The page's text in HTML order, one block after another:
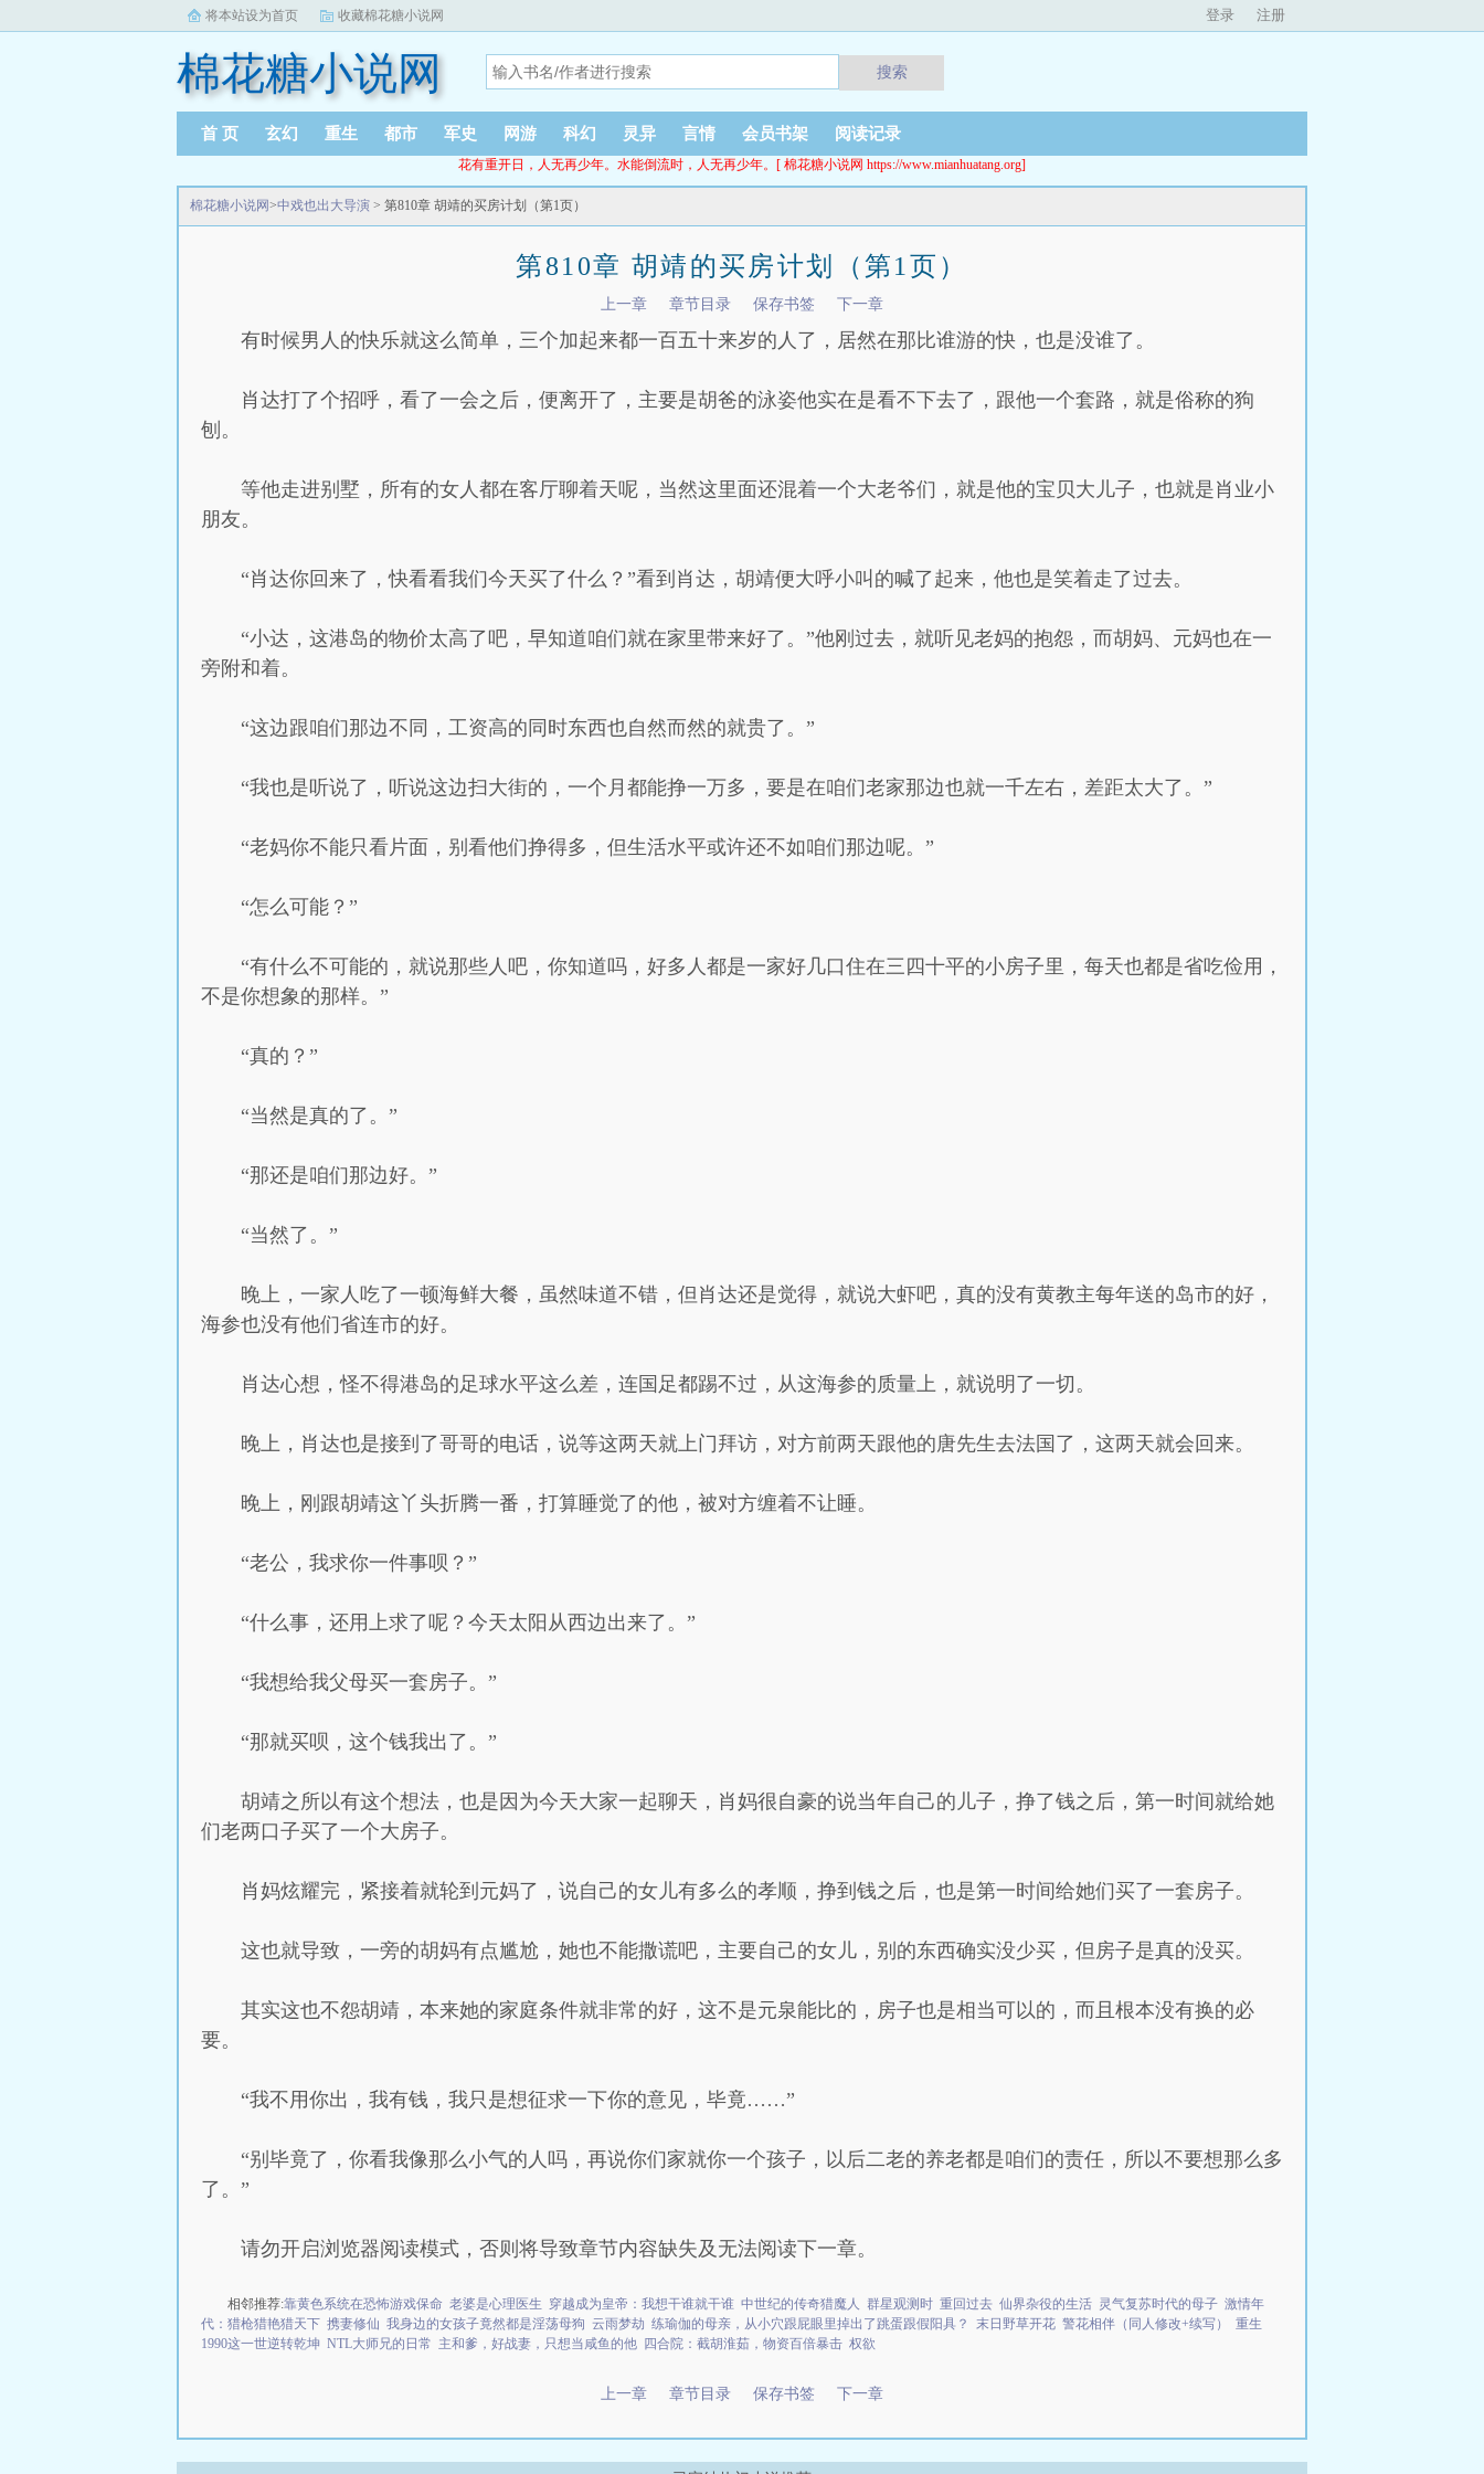
将本站设为首页 收藏棉花糖小说网 登录 注册
棉花糖小说网 搜索
首 页 玄幻 重生 都市 军史 网游 科幻 灵异 言情 会员书架 阅读记录
花有重开日，人无再少年。水能倒流时，人无再少年。[ 棉花糖小说网 https://www.mianhuatang.org]
棉花糖小说网>中戏也出大导演 > 第810章 胡靖的买房计划（第1页）
第810章 胡靖的买房计划（第1页）
上一章 章节目录 保存书签 下一章
有时候男人的快乐就这么简单，三个加起来都一百五十来岁的人了，居然在那比谁游的快，也是没谁了。
肖达打了个招呼，看了一会之后，便离开了，主要是胡爸的泳姿他实在是看不下去了，跟他一个套路，就是俗称的狗
刨。
等他走进别墅，所有的女人都在客厅聊着天呢，当然这里面还混着一个大老爷们，就是他的宝贝大儿子，也就是肖业小
朋友。
“肖达你回来了，快看看我们今天买了什么？”看到肖达，胡靖便大呼小叫的喊了起来，他也是笑着走了过去。
“小达，这港岛的物价太高了吧，早知道咱们就在家里带来好了。”他刚过去，就听见老妈的抱怨，而胡妈、元妈也在一
旁附和着。
“这边跟咱们那边不同，工资高的同时东西也自然而然的就贵了。”
“我也是听说了，听说这边扫大街的，一个月都能挣一万多，要是在咱们老家那边也就一千左右，差距太大了。”
“老妈你不能只看片面，别看他们挣得多，但生活水平或许还不如咱们那边呢。”
“怎么可能？”
“有什么不可能的，就说那些人吧，你知道吗，好多人都是一家好几口住在三四十平的小房子里，每天也都是省吃俭用，
不是你想象的那样。”
“真的？”
“当然是真的了。”
“那还是咱们那边好。”
“当然了。”
晚上，一家人吃了一顿海鲜大餐，虽然味道不错，但肖达还是觉得，就说大虾吧，真的没有黄教主每年送的岛市的好，
海参也没有他们省连市的好。
肖达心想，怪不得港岛的足球水平这么差，连国足都踢不过，从这海参的质量上，就说明了一切。
晚上，肖达也是接到了哥哥的电话，说等这两天就上门拜访，对方前两天跟他的唐先生去法国了，这两天就会回来。
晚上，刚跟胡靖这丫头折腾一番，打算睡觉了的他，被对方缠着不让睡。
“老公，我求你一件事呗？”
“什么事，还用上求了呢？今天太阳从西边出来了。”
“我想给我父母买一套房子。”
“那就买呗，这个钱我出了。”
胡靖之所以有这个想法，也是因为今天大家一起聊天，肖妈很自豪的说当年自己的儿子，挣了钱之后，第一时间就给她
们老两口子买了一个大房子。
肖妈炫耀完，紧接着就轮到元妈了，说自己的女儿有多么的孝顺，挣到钱之后，也是第一时间给她们买了一套房子。
这也就导致，一旁的胡妈有点尴尬，她也不能撒谎吧，主要自己的女儿，别的东西确实没少买，但房子是真的没买。
其实这也不怨胡靖，本来她的家庭条件就非常的好，这不是元泉能比的，房子也是相当可以的，而且根本没有换的必
要。
“我不用你出，我有钱，我只是想征求一下你的意见，毕竟……”
“别毕竟了，你看我像那么小气的人吗，再说你们家就你一个孩子，以后二老的养老都是咱们的责任，所以不要想那么多
了。”
请勿开启浏览器阅读模式，否则将导致章节内容缺失及无法阅读下一章。
相邻推荐:靠黄色系统在恐怖游戏保命 老婆是心理医生 穿越成为皇帝：我想干谁就干谁 中世纪的传奇猎魔人 群星观测时 重回过去 仙界杂役的生活 灵气复苏时代的母子 激情年
代：猎枪猎艳猎天下 携妻修仙 我身边的女孩子竟然都是淫荡母狗 云雨梦劫 练瑜伽的母亲，从小穴跟屁眼里掉出了跳蛋跟假阳具？ 末日野草开花 警花相伴（同人修改+续写）
重生
1990这一世逆转乾坤 NTL大师兄的日常 主和爹，好战妻，只想当咸鱼的他 四合院：截胡淮茹，物资百倍暴击 权欲
上一章 章节目录 保存书签 下一章